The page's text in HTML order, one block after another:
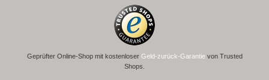
Geprüfter Online-Shop mit kostenloser Geld-zurück-Garantievon Trusted
Shops.